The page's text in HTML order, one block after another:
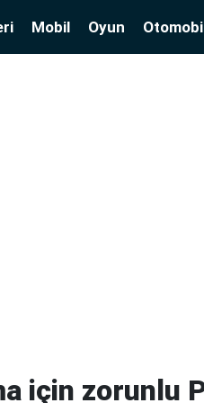
Mobil Oyun
için zorunlu